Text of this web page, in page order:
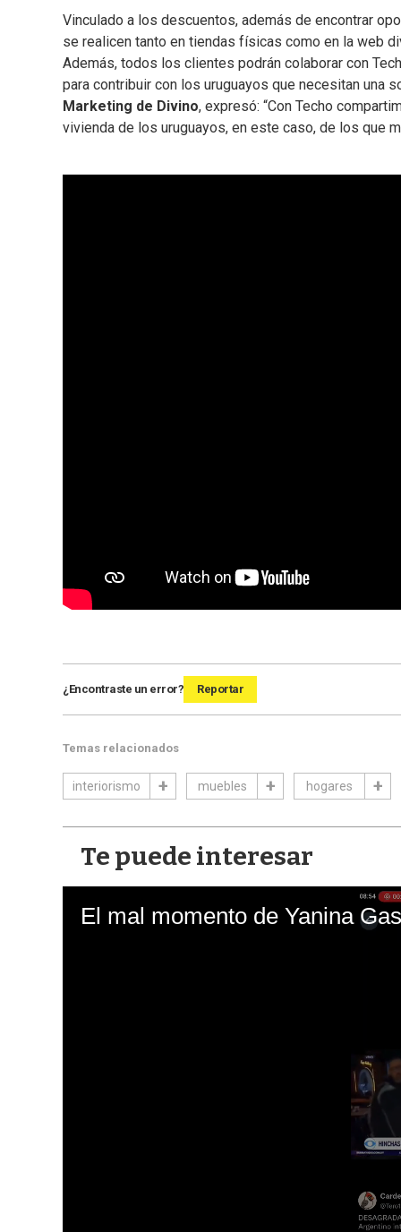
Vinculado a los descuentos, además de encontrar
se realicen tanto en tiendas físicas como en la web
Además, todos los clientes podrán colaborar con
para contribuir con los uruguayos que necesitan una
Marketing de Divino, expresó: “Con Techo
vivienda de los uruguayos, en este caso, de los que
¿Encontraste un error? Reportar
Temas relacionados
interiorismo muebles hogares
Te puede interesar